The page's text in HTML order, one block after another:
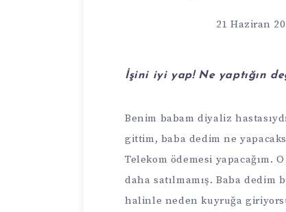
21 Haziran
İşini iyi yap! Ne yaptığın
Benim babam diyaliz
gittim, baba dedim ne
Telekom ödemesi yapacağım.
daha satılmamış. Baba dedim
halinle neden kuyruğa